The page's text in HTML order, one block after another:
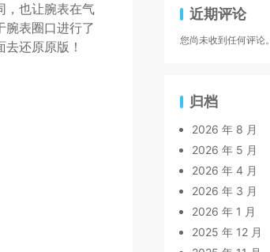
，也让腕表在气
腕表圈口进行了
还原原版！
近期评论
您尚未收到任何评论。
归档
2026 年 8 月
2026 年 5 月
2026 年 4 月
2026 年 3 月
2026 年 1 月
2025 年 12 月